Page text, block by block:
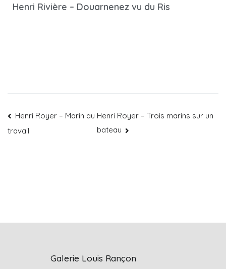
Henri Rivière – Douarnenez vu du Ris
Henri Royer – Marin au
travail
Henri Royer – Trois marins sur un
bateau
Galerie Louis Rançon